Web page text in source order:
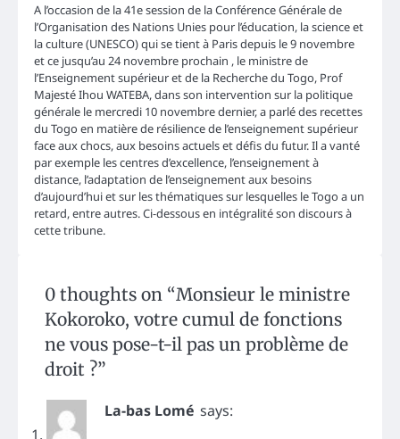
A l’occasion de la 41e session de la Conférence Générale de
l’Organisation des Nations Unies pour l’éducation, la science et
la culture (UNESCO) qui se tient à Paris depuis le 9 novembre
et ce jusqu’au 24 novembre prochain , le ministre de
l’Enseignement supérieur et de la Recherche du Togo, Prof
Majesté Ihou WATEBA, dans son intervention sur la politique
générale le mercredi 10 novembre dernier, a parlé des recettes
du Togo en matière de résilience de l’enseignement supérieur
face aux chocs, aux besoins actuels et défis du futur. Il a vanté
par exemple les centres d’excellence, l’enseignement à
distance, l’adaptation de l’enseignement aux besoins
d’aujourd’hui et sur les thématiques sur lesquelles le Togo a un
retard, entre autres. Ci-dessous en intégralité son discours à
cette tribune.
0 thoughts on “Monsieur le ministre
Kokoroko, votre cumul de fonctions
ne vous pose-t-il pas un problème de
droit ?”
La-bas Lomé says: